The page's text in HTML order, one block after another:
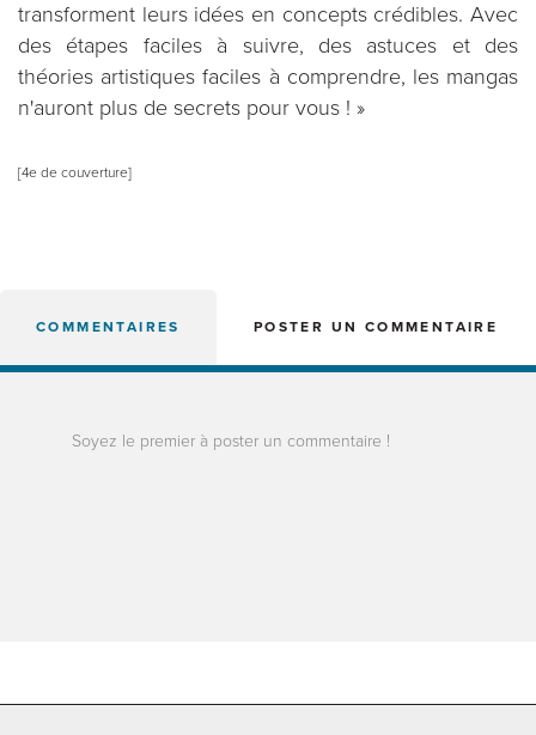
transforment leurs idées en concepts crédibles. Avec
des étapes faciles à suivre, des astuces et des
théories artistiques faciles à comprendre, les mangas
n'auront plus de secrets pour vous ! »
[4e de couverture]
COMMENTAIRES POSTER UN COMMENTAIRE
Soyez le premier à poster un commentaire !